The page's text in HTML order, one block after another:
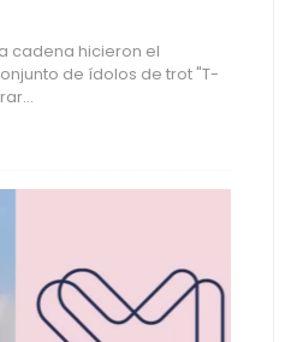
cadena hicieron el
de ídolos de trot "T-